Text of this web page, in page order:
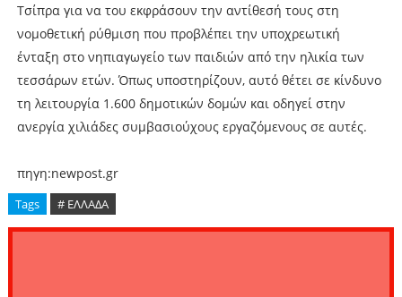
Τσίπρα για να του εκφράσουν την αντίθεσή τους στη
νομοθετική ρύθμιση που προβλέπει την υποχρεωτική
ένταξη στο νηπιαγωγείο των παιδιών από την ηλικία των
τεσσάρων ετών. Όπως υποστηρίζουν, αυτό θέτει σε κίνδυνο
τη λειτουργία 1.600 δημοτικών δομών και οδηγεί στην
ανεργία χιλιάδες συμβασιούχους εργαζόμενους σε αυτές.
πηγη:newpost.gr
Tags # ΕΛΛΑΔΑ